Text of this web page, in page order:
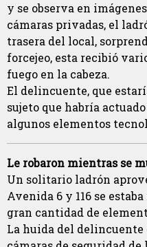
y se observa en
cámaras privadas, el
trasera del local,
forcejeo, esta recibió
fuego en la cabeza.
El delincuente, que
sujeto que habría
algunos elementos
Le robaron mientras se
Un solitario ladrón
Avenida 6 y 116 se
gran cantidad de
La huida del delincuente